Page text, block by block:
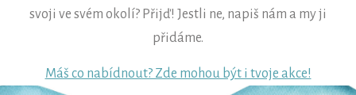
svoji ve svém okolí? Přijď! Jestli ne, napiš nám a my ji
přidáme.
Máš co nabídnout? Zde mohou být i tvoje akce!